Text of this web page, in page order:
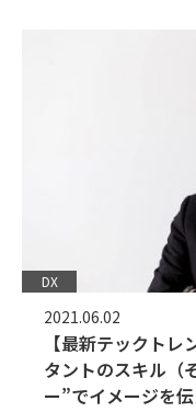
DX
2021.06.02
【最新テックト
タントのスキル（
ー”でイメージを